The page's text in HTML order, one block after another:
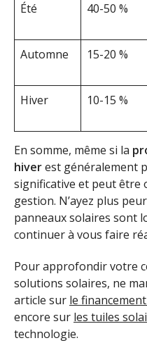
Été
40-50 %
Automne
15-20 %
Hiver
10-15 %
En somme, même si la
hiverest généralement
significative et peut être
gestion. N’ayez plus
panneaux solaires sont
continuer à vous faire
Pour approfondir votre
solutions solaires, ne
article sur le
encore sur les tuiles
technologie.